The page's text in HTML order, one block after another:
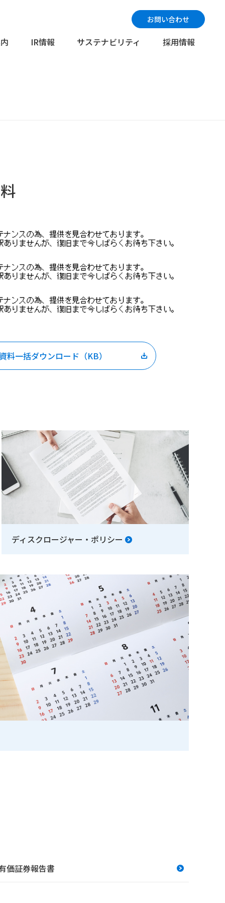
お問い合わせ
IR情報 サステナビリティ 採用情報
料一括ダウンロード（KB）
ディスクロージャー・ポリシー
価証券報告書